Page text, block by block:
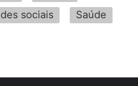
sociais
Saúde